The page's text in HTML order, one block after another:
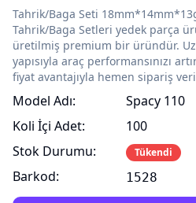
Tahrik/Baga Seti
Tahrik/Baga Setleri yedek parça
üretilmiş premium bir üründür.
yapısıyla araç performansınızı
fiyat avantajıyla hemen sipariş
Model Adı:
Koli İçi Adet:
Stok Durumu:
Barkod:
Spacy 110
100
Tükendi
1528